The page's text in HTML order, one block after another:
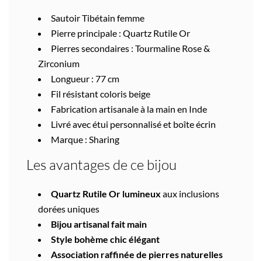
Sautoir Tibétain femme
Pierre principale : Quartz Rutile Or
Pierres secondaires : Tourmaline Rose &
Zirconium
Longueur : 77 cm
Fil résistant coloris beige
Fabrication artisanale à la main en Inde
Livré avec étui personnalisé et boîte écrin
Marque : Sharing
Les avantages de ce bijou
Quartz Rutile Or lumineux aux inclusions
dorées uniques
Bijou artisanal fait main
Style bohème chic élégant
Association raffinée de pierres naturelles